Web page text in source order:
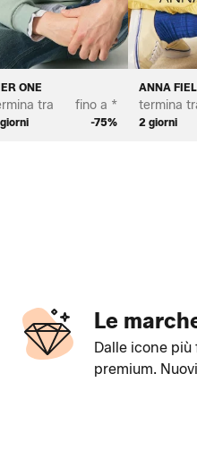
ONE
tra fino a *
-75%
ANNA
termina
2 giorni
Le
Dalle icone più
premium.